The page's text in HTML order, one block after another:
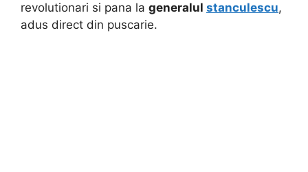
revolutionari si pana la generalul stanculescu,
adus direct din puscarie.